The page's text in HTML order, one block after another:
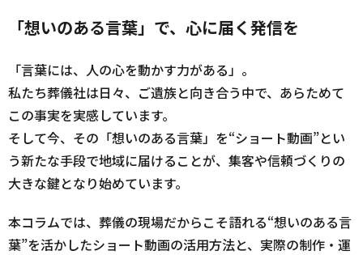
「想いのある言葉」で、心に届く発信を
「言葉には、人の心を動かす力がある」。
私たち葬儀社は日々、ご遺族と向き合う中で、あらためて
この事実を実感しています。
そして今、その「想いのある言葉」を“ショート動画”とい
う新たな手段で地域に届けることが、集客や信頼づくりの
大きな鍵となり始めています。
本コラムでは、葬儀の現場だからこそ語れる“想いのある言
葉”を活かしたショート動画の活用方法と、実際の制作・運